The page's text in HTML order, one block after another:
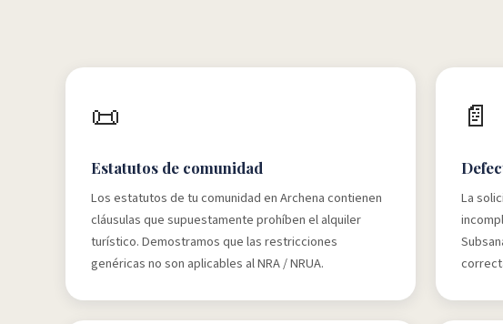
📜
Estatutos de comunidad
Los estatutos de tu comunidad en Archena contienen
cláusulas que supuestamente prohíben el alquiler
turístico. Demostramos que las restricciones
genéricas no son aplicables al NRA / NRUA.
📄
La